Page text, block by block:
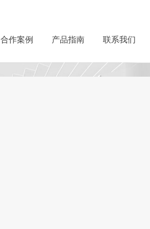
合作案例 产品指南 联系我们